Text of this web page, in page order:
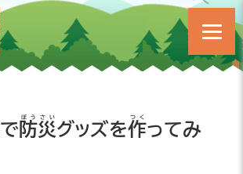
で 防災
ぼうさい
グッズを作
つく
ってみ